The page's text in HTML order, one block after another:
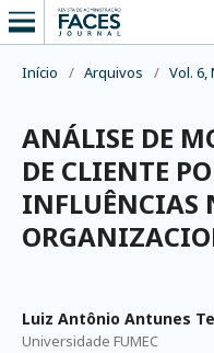
Início / Arquivos / Vol. 6,
ANÁLISE DE
DE CLIENTE
INFLUÊNCIAS
Luiz Antônio Antunes
Universidade FUMEC